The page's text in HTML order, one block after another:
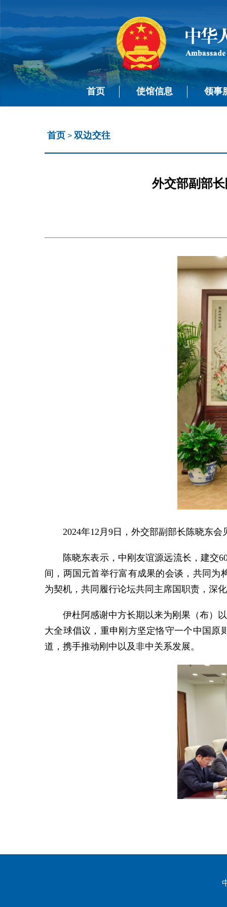
首页 使馆信息 领事
首页 > 双边交往
外交部副部
2024年12月9日，外交部副部长陈晓东
陈晓东表示，中刚友谊源远流长，建交
间，两国元首举行富有成果的会谈，共同为
为契机，共同履行论坛共同主席国职责，深
伊杜阿感谢中方长期以来为刚果（布）
大全球倡议，重申刚方坚定恪守一个中国原
道，携手推动刚中以及非中关系发展。